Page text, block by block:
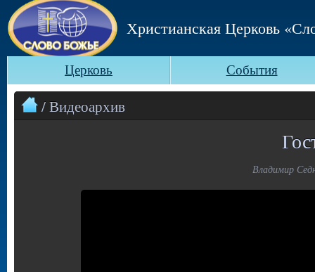
Христианская Церковь
Церковь События
/ Видеоархив
Владимир